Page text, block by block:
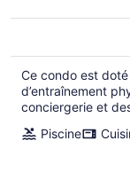
Ce condo est
d’entraînement
conciergerie et
Piscine